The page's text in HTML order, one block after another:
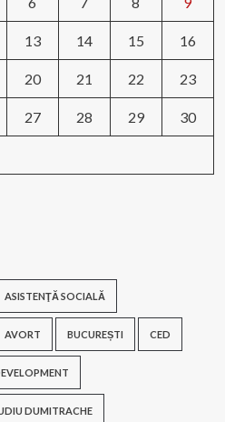
13 14 15 16
20 21 22 23
27 28 29 30
ASISTENŢĂ SOCIALĂ
AVORT BUCUREȘTI CED
DUMITRACHE